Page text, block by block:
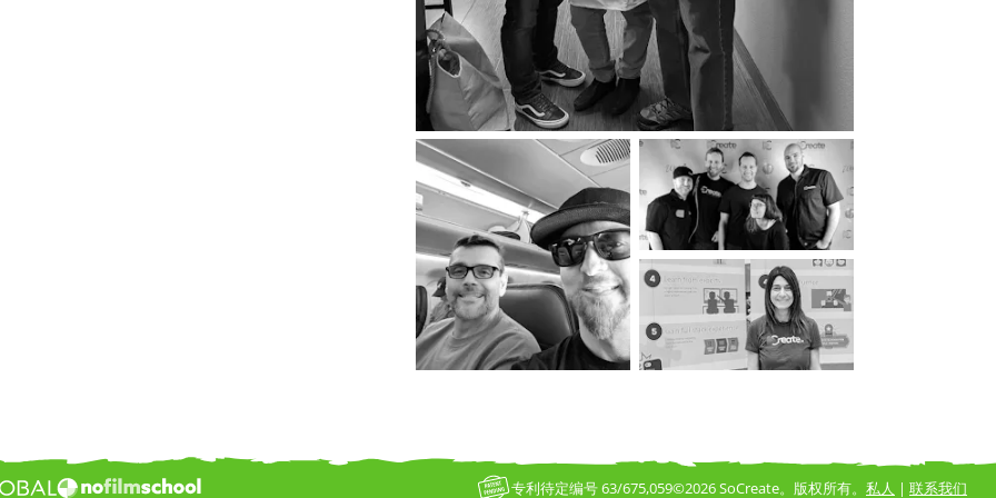
私人 | 联系我们
©2026 SoCreate。版权所有。
专利待定编号 63/675,059